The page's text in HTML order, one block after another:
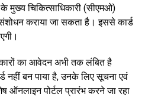
चिकित्साधिकारी (सीएमओ)
कराया जा सकता है। इससे कार्ड
का आवेदन अभी तक लंबित है
नहीं बन पाया है, उनके लिए सूचना एवं
ऑनलाइन पोर्टल प्रारंभ करने जा रहा